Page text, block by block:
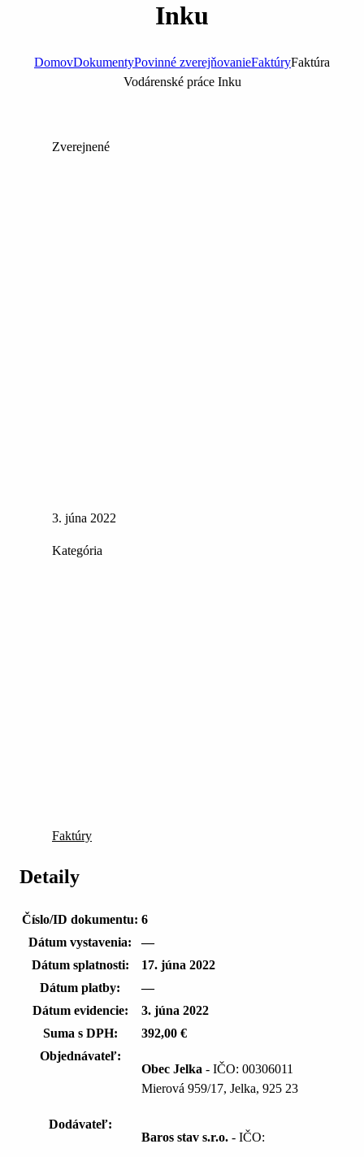
Inku
DomovDokumentyPovinné zverejňovanieFaktúryFaktúra
Vodárenské práce Inku
Zverejnené
3. júna 2022
Kategória
Faktúry
Detaily
Číslo/ID dokumentu: 6
Dátum vystavenia:
—
Dátum splatnosti:
17. júna 2022
Dátum platby:
—
Dátum evidencie:
3. júna 2022
Suma s DPH:
392,00 €
Objednávateľ:
Obec Jelka - IČO: 00306011
Mierová 959/17, Jelka, 925 23
Dodávateľ:
Baros stav s.r.o. - IČO: